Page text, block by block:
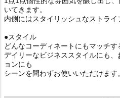
いてきます。
内側にはスタイリッシュなストライ
●スタイル
どんなコーディネートにもマッチす
デイリーなビジネススタイルにも
ョンにも
シーンを問わずお使いいただけます。